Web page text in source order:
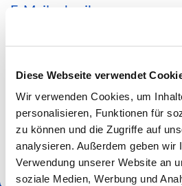
Diese Webseite verwendet
Wir verwenden Cookies, um
personalisieren, Funktionen für
zu können und die Zugriffe auf
analysieren. Außerdem geben wir
Verwendung unserer Website an
soziale Medien, Werbung und
E-Mail schreiben
*Aktuelle Hinweise zur
hier*
Spendenkonto
Impressum